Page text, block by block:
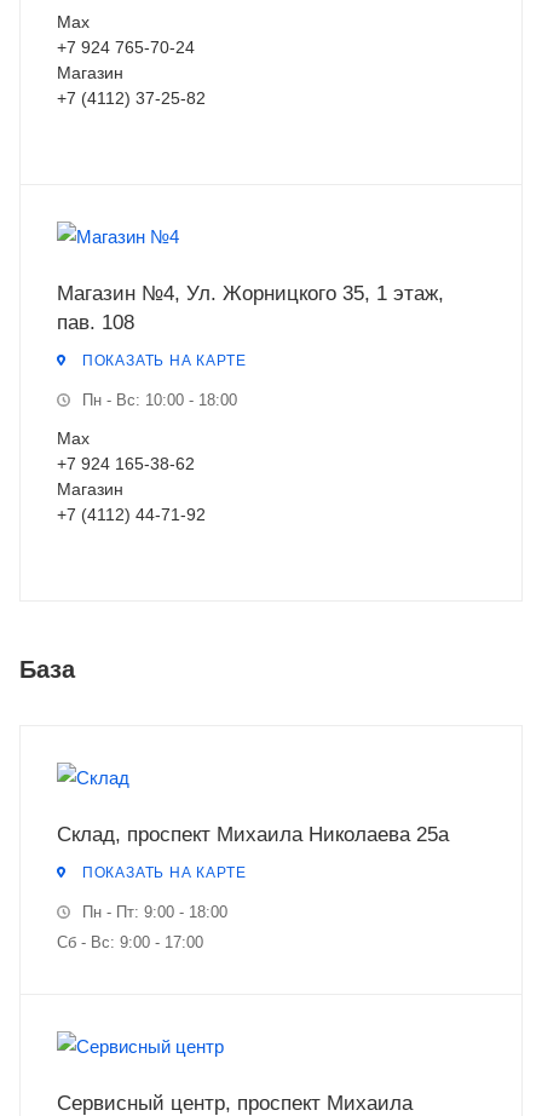
Мах
+7 924 765-70-24
Магазин
+7 (4112) 37-25-82
Магазин №4, Ул. Жорницкого 35, 1 этаж,
пав. 108
ПОКАЗАТЬ НА КАРТЕ
Пн - Вс: 10:00 - 18:00
Мах
+7 924 165-38-62
Магазин
+7 (4112) 44-71-92
База
Склад, проспект Михаила Николаева 25а
ПОКАЗАТЬ НА КАРТЕ
Пн - Пт: 9:00 - 18:00
Сб - Вс: 9:00 - 17:00
Сервисный центр, проспект Михаила